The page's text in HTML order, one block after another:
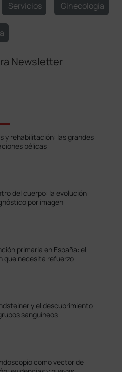
Servicios Ginecología
Newsletter
y rehabilitación: las grandes
bélicas
del cuerpo: la evolución
por imagen
primaria en España: el
que necesita refuerzo
y el descubrimiento
sanguíneos
como vector de